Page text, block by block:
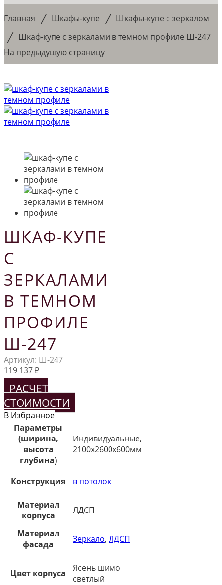
Главная / Шкафы-купе / Шкафы-купе с зеркалом
/ Шкаф-купе с зеркалами в темном профиле Ш-247
На предыдущую страницу
ШКАФ-КУПЕ
С
ЗЕРКАЛАМИ
В ТЕМНОМ
ПРОФИЛЕ
Ш-247
Артикул: Ш-247
119 137₽
РАСЧЕТ
СТОИМОСТИ
В Избранное
Параметры
(ширина,
высота
глубина)
Индивидуальные,
2100х2600х600мм
Конструкция в потолок
Материал
корпуса
ЛДСП
Материал
фасада
Зеркало, ЛДСП
Цвет корпуса
Ясень шимо
светлый